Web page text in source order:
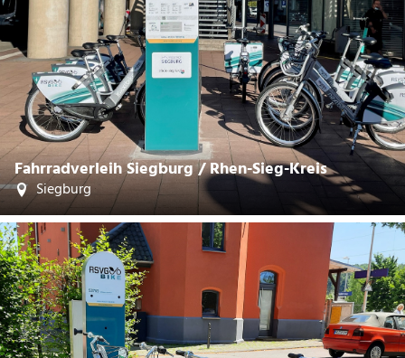
©
CC-BY-SA
Fahrradverleih Siegburg / Rhen-Sieg-Kreis
Siegburg